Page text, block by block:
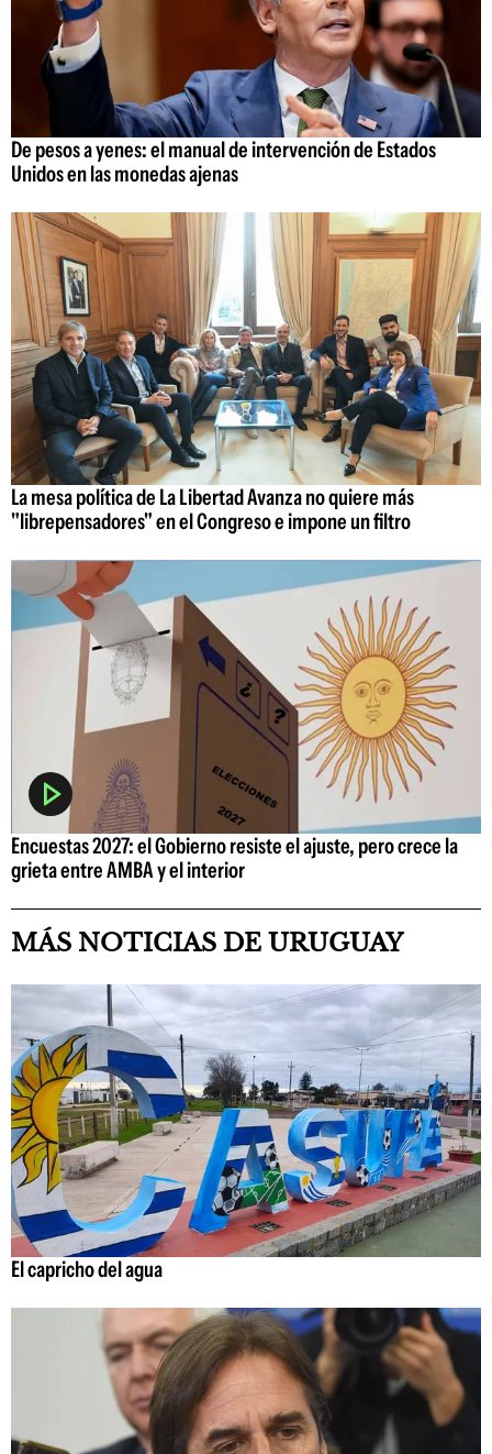
De pesos a yenes: el manual de intervención de Estados
Unidos en las monedas ajenas
La mesa política de La Libertad Avanza no quiere más
"librepensadores" en el Congreso e impone un filtro
Encuestas 2027: el Gobierno resiste el ajuste, pero crece la
grieta entre AMBA y el interior
MÁS NOTICIAS DE URUGUAY
El capricho del agua